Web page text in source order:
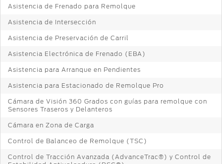
Tu Ford
Localiza un
Seminuevos
Certificados
Vehículos
Comerciales
Motorcraft®
Técnico
Técnico
SYNC
Asistencia de Frenado para Remolque
Asistencia de Intersección
Asistencia de Preservación de Carril
Asistencia Electrónica de Frenado (EBA)
Asistencia para Arranque en Pendientes
Asistencia para Estacionado de Remolque Pro
Cámara de Visión 360 Grados con guías para remolque con
Sensores Traseros y Delanteros
Cámara en Zona de Carga
Control de Balanceo de Remolque (TSC)
Control de Tracción Avanzada (AdvanceTrac®) y Control de